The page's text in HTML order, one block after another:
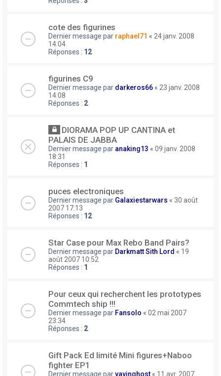
cote des figurines
Dernier message par raphael71 « 24 janv. 2008
14:04
Réponses : 12
figurines C9
Dernier message par darkeros66 « 23 janv. 2008
14:08
Réponses : 2
DIORAMA POP UP CANTINA et
PALAIS DE JABBA
Dernier message par anaking13 « 09 janv. 2008
18:31
Réponses : 1
puces electroniques
Dernier message par Galaxiestarwars « 30 août
2007 17:13
Réponses : 12
Star Case pour Max Rebo Band Pairs?
Dernier message par Darkmatt Sith Lord « 19
août 2007 10:52
Réponses : 1
Pour ceux qui recherchent les prototypes
Commtech ship !!!
Dernier message par Fansolo « 02 mai 2007
23:34
Réponses : 2
Gift Pack Ed limité Mini figures+Naboo
fighter EP1
Dernier message paryavinghost « 11 avr. 2007